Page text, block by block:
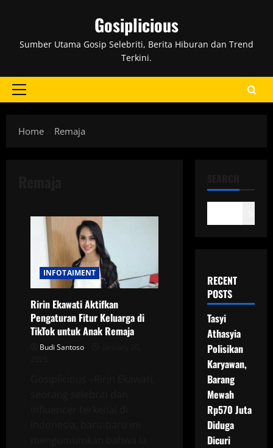
Gosiplicious
Sumber Utama Gosip Selebriti, Berita Hiburan dan Trend
Terkini.
Primary
Home
Remaja
INFOTAIMENT
Ririn Ekawati Aktifkan
Pengaturan Fitur Keluarga di
TikTok untuk Anak Remaja
Budi Santoso
RECENT
POSTS
Tasyi
Athasyia
Polisikan
Karyawan,
Barang
Mewah
Rp570 Juta
Diduga
Dicuri